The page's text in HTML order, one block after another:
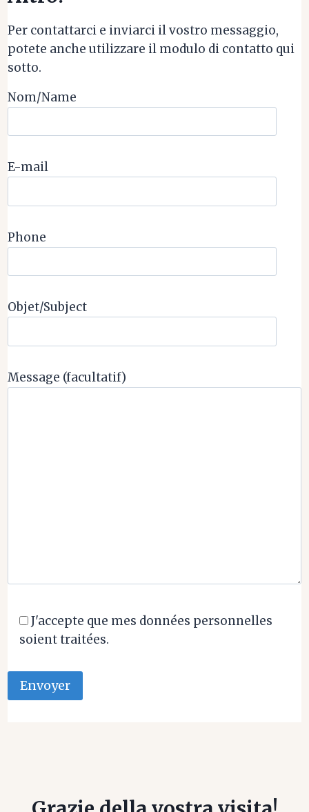
Per contattarci e inviarci il vostro messaggio,
potete anche utilizzare il modulo di contatto qui
sotto.
Nom/Name
E-mail
Phone
Objet/Subject
Message (facultatif)
J'accepte que mes données personnelles
soient traitées.